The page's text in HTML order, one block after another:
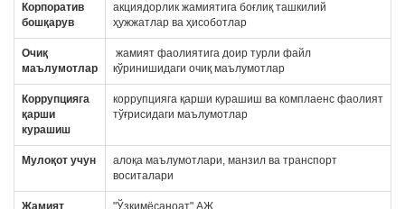
Корпоратив
бошқарув
акциядорлик жамиятига боғлиқ ташкилий
ҳужжатлар ва ҳисоботлар
Очиқ
маълумотлар
жамият фаолиятига доир турли файл
кўринишидаги очиқ маълумотлар
Коррупцияга
қарши
курашиш
коррупцияга қарши курашиш ва комплаенс фаолият
тўғрисидаги маълумотлар
Мулоқот учун
алоқа маълумотлари, манзил ва транспорт
воситалари
Жамият "Ўзкимёсаноат" АЖ